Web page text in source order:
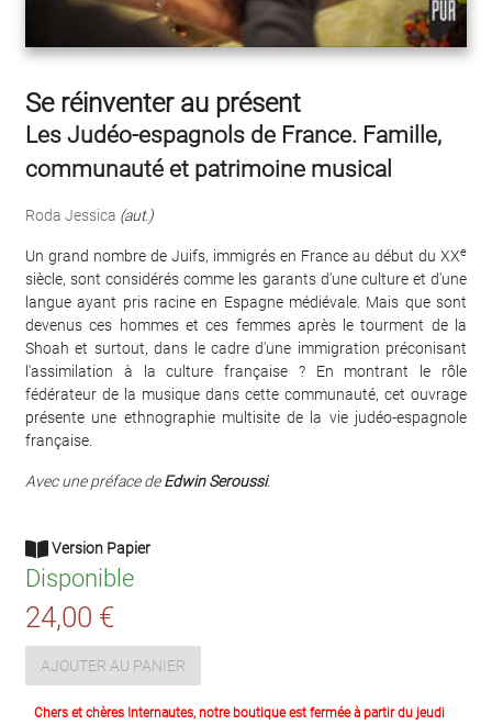
Se réinventer au présent
Les Judéo-espagnols de France. Famille,
communauté et patrimoine musical
Roda Jessica (aut.)
Un grand nombre de Juifs, immigrés en France au début du XXe
siècle, sont considérés comme les garants d'une culture et d'une
langue ayant pris racine en Espagne médiévale. Mais que sont
devenus ces hommes et ces femmes après le tourment de la
Shoah et surtout, dans le cadre d'une immigration préconisant
l'assimilation à la culture française ? En montrant le rôle
fédérateur de la musique dans cette communauté, cet ouvrage
présente une ethnographie multisite de la vie judéo-espagnole
française.
Avec une préface deEdwin Seroussi.
Version Papier
Disponible
24,00 €
AJOUTER AU PANIER
Chers et chères Internautes, notre boutique est fermée à partir du jeudi